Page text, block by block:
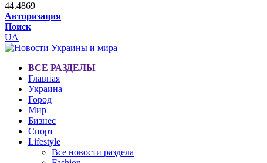
44.4869
Авторизация
Поиск
UA
ВСЕ РАЗДЕЛЫ
Главная
Украина
Город
Мир
Бизнес
Спорт
Lifestyle
Все новости раздела